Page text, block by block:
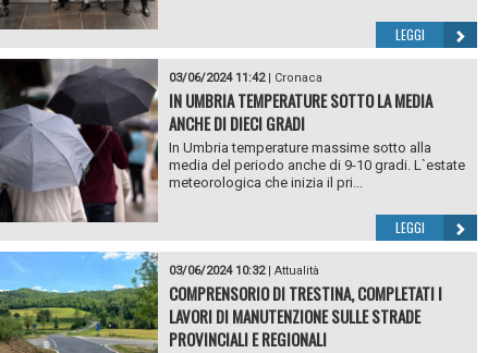
LEGGI
03/06/2024 11:42| Cronaca
IN UMBRIA TEMPERATURE SOTTO LA MEDIA
ANCHE DI DIECI GRADI
In Umbria temperature massime sotto alla
media del periodo anche di 9-10 gradi. L`estate
meteorologica che inizia il pri...
LEGGI
03/06/2024 10:32| Attualità
COMPRENSORIO DI TRESTINA, COMPLETATI I
LAVORI DI MANUTENZIONE SULLE STRADE
PROVINCIALI E REGIONALI